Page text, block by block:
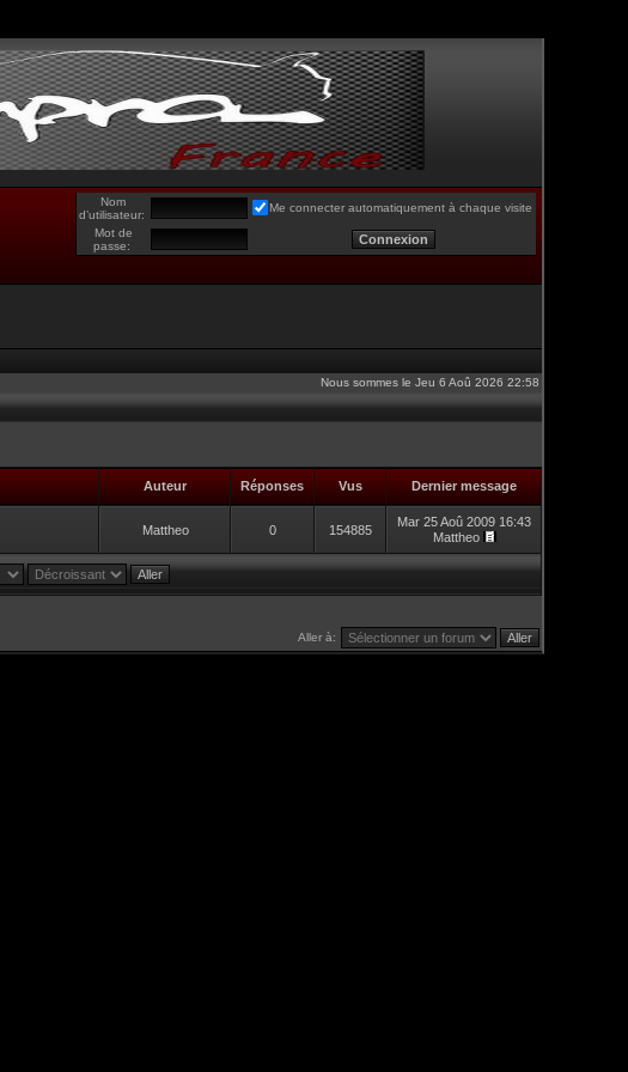
Nom
d’utilisateur:
Me connecter automatiquement à chaque visite
Mot de
passe:
Nous sommes le Jeu 6 Aoû 2026 22:58
Auteur Réponses Vus Dernier message
Mattheo 0 154885
Mar 25 Aoû 2009 16:43
Mattheo
Aller à: